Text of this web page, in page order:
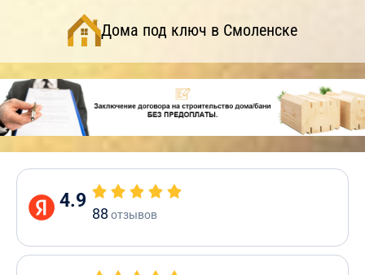
Дома под ключ в Смоленске
4.9
88 отзывов